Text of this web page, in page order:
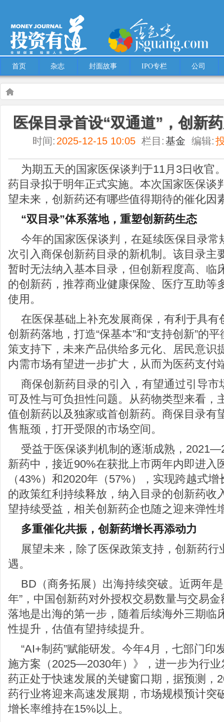
首页 杂志 封面故事 IPO专栏 公司
Warning: Use of undefined constant multiple - assumed 'multiple' (this will throw
content/themes/Hcms/single.phpon line5
医保目录首设“双通道”，创新药反攻号或将吹响？
医保目录首设“双通道”，创新
时间: 2025-12-15 10:05 栏目:基金 编辑:
为期五天的国家医保谈判于11月3日收官
药目录拟于明年正式实施。本次国家医保谈
望未来，创新药还有哪些值得期待的催化因
“双目录”体系落地，重塑创新药生态
今年的国家医保谈判，在延续医保目录
次引入商保创新药目录的新机制。该目录主
暂时无法纳入基本目录，但创新程度高、临
的创新药，推荐商业健康保险、医疗互助等
使用。
在医保基础上补充发展商保，有利于具
创新药落地，打造“保基本”和“支持创新”的
策支持下，未来产品供给多元化、居民意识
内需市场有望进一步扩大，从而为医药支付
商保创新药目录的引入，有望通过引导
可及性与可负担性问题。从药物类型来看，
值创新药以及独家或首创新药。商保目录有
售瓶颈，打开受限的市场空间。
受益于医保谈判机制的逐渐成熟，
新药中，接近90%在获批上市两年内即进入
（43%）和2020年（57%），实现跨越式
的政策红利持续释放，纳入目录的创新药收
望持续受益，相关创新药企也随之迎来弹性
多重催化共振，创新药增长再添动力
展望未来，除了医保政策支持，创新药
遇。
BD（商务拓展）出海持续突破。近两年
年”，中国创新药对外授权交易数量与交易
落地是出海的第一步，随着后续海外三期临
性提升，估值有望持续提升。
“AI+制药”赋能研发。今年4月，七部门印
施方案（2025—2030年）》，进一步为行
药正处于快速发展的关键窗口期，据预测
药行业将迎来高速发展期，市场规模预计突
增长率维持在15%以上。